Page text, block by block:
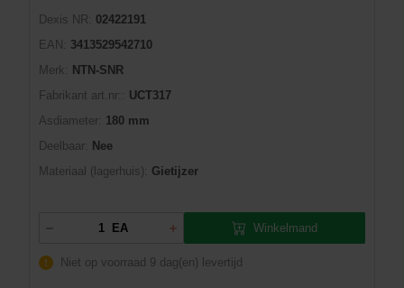
Dexis NR:
02422191
EAN:
3413529542710
Merk:
NTN-SNR
Fabrikant art.nr::
UCT317
Asdiameter: 180 mm
Deelbaar:
Nee
Materiaal (lagerhuis):
Gietijzer
EA Winkelmand
Niet op voorraad 9 dag(en) levertijd